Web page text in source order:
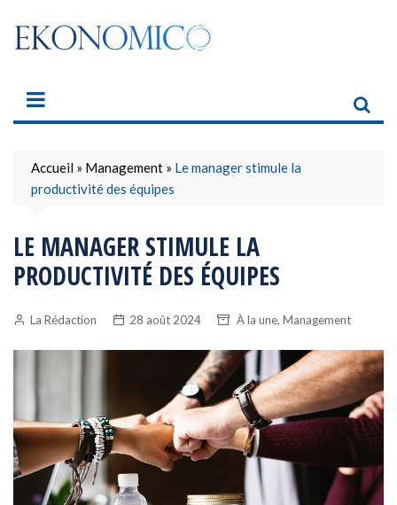
content
Accueil » Management » Le manager stimule la
productivité des équipes
LE MANAGER STIMULE LA
PRODUCTIVITÉ DES ÉQUIPES
La Rédaction 28 août 2024 À la une, Management